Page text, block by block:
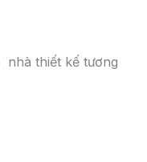
nhà thiết kế tương